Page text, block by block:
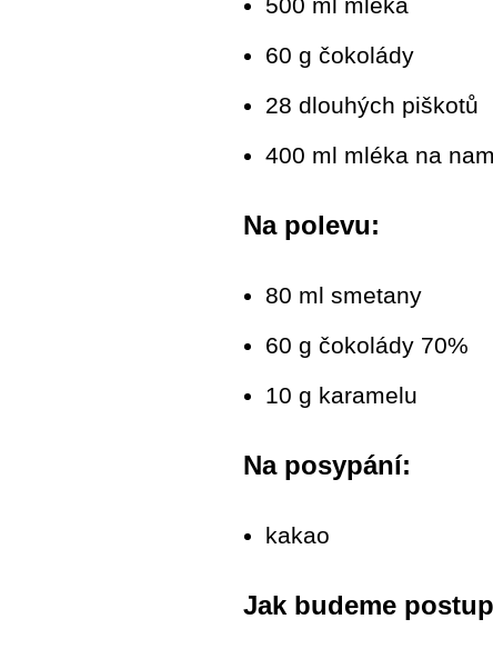
60 g čokolády
28 dlouhých piškotů
400 ml mléka na
Na polevu:
80 ml smetany
60 g čokolády 70%
10 g karamelu
Na posypání:
kakao
Jak budeme